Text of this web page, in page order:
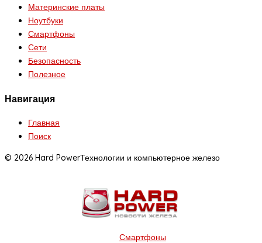
Материнские платы
Ноутбуки
Смартфоны
Сети
Безопасность
Полезное
Навигация
Главная
Поиск
© 2026 Hard PowerТехнологии и компьютерное железо
Смартфоны